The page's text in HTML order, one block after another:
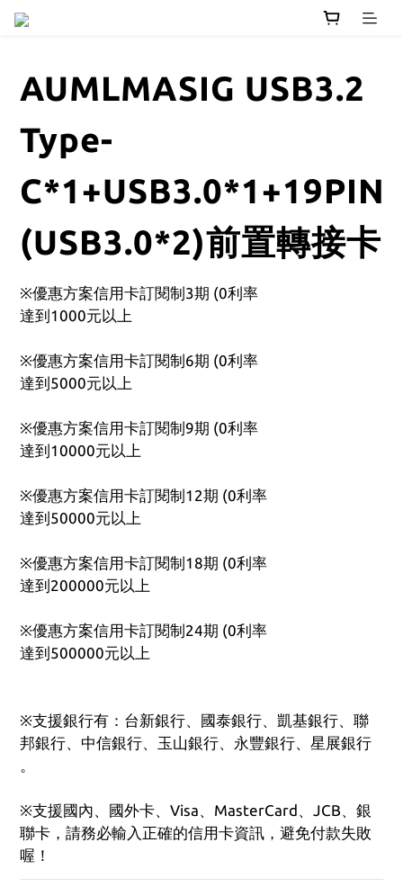
AUMLMASIG USB3.2
Type-
C*1+USB3.0*1+19PIN
(USB3.0*2)前置轉接卡
※優惠方案信用卡訂閱制3期 (0利率
達到1000元以上
※優惠方案信用卡訂閱制6期 (0利率
達到5000元以上
※優惠方案信用卡訂閱制9期 (0利率
達到10000元以上
※優惠方案信用卡訂閱制12期 (0利率
達到50000元以上
※優惠方案信用卡訂閱制18期 (0利率
達到200000元以上
※優惠方案信用卡訂閱制24期 (0利率
達到500000元以上
※支援銀行有：台新銀行、國泰銀行、凱基銀行、聯
邦銀行、中信銀行、玉山銀行、永豐銀行、星展銀行
。
※支援國內、國外卡、Visa、MasterCard、JCB、銀
聯卡，請務必輸入正確的信用卡資訊，避免付款失敗
喔！